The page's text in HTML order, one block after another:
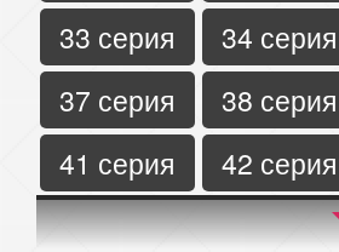
33 серия
34 серия
37 серия
38 серия
41 серия
42 серия
45 серия
46 серия